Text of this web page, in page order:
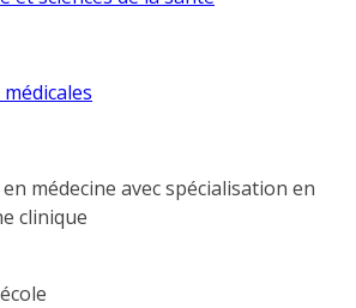
médicales
médecine avec spécialisation en
clinique